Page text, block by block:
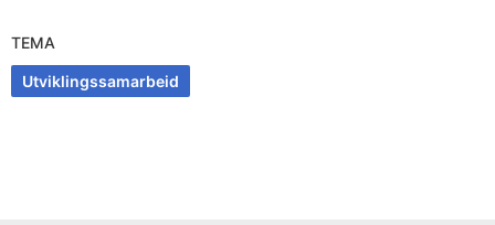
TEMA
Utviklingssamarbeid